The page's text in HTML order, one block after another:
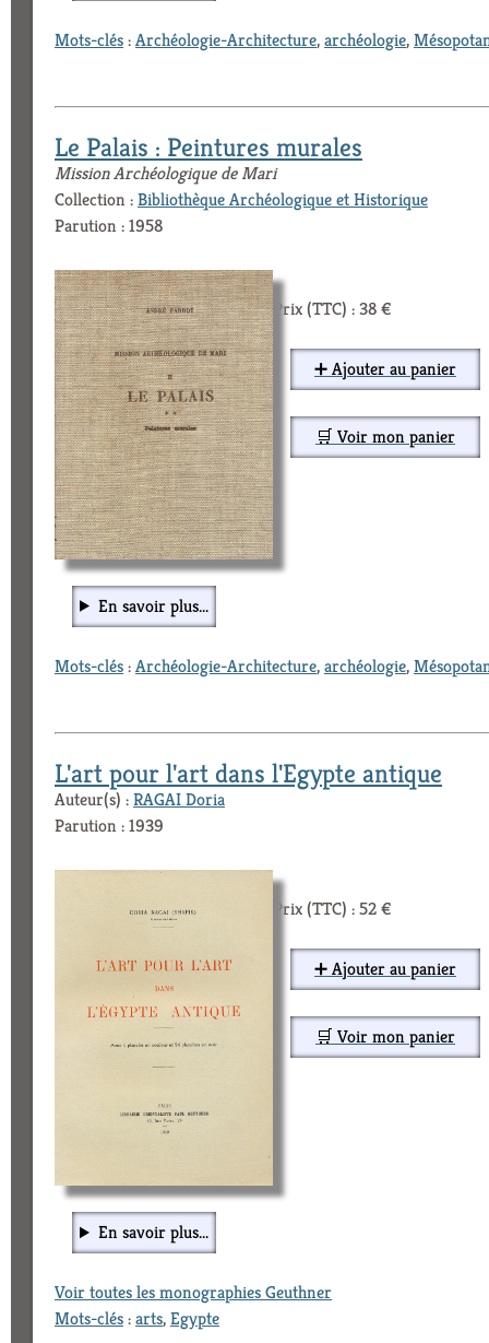
Mots-clés:Archéologie-Architecture,archéologie,
Le Palais : Peintures murales
Mission Archéologique de Mari
Collection :Bibliothèque Archéologique et Historique
Parution : 1958
Prix (TTC) : 38 €
➕ Ajouter au panier
🛒 Voir mon panier
En savoir plus...
Mots-clés:Archéologie-Architecture,archéologie,
L'art pour l'art dans l'Egypte antique
Auteur(s) :RAGAI Doria
Parution : 1939
Prix (TTC) : 52 €
➕ Ajouter au panier
🛒 Voir mon panier
En savoir plus...
Voir toutes les monographies Geuthner
Mots-clés:arts,Egypte